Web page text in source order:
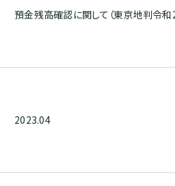
預金残高確認に関して（東京地判令和2
2023.04